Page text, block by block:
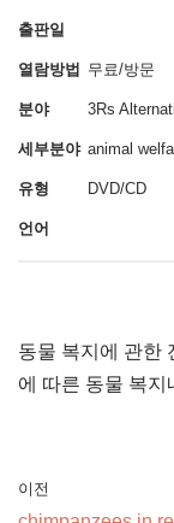
출판일
열람방법 무료/방문
분야 3Rs
세부분야 animal
유형 DVD/CD
언어
동물 복지에 관한
에 따른 동물 복지
이전